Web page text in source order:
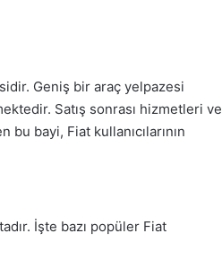
Geniş bir araç yelpazesi
Satış sonrası hizmetleri ve
bayi, Fiat kullanıcılarının
İşte bazı popüler Fiat